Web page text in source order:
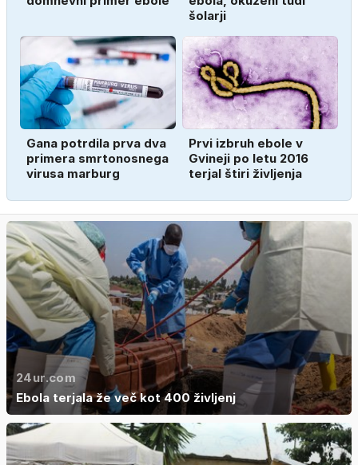
šolarji
Gana potrdila prva dva
primera smrtonosnega
virusa marburg
Prvi izbruh ebole v
Gvineji po letu 2016
terjal štiri življenja
24ur.com
Ebola terjala že več kot 400 življenj